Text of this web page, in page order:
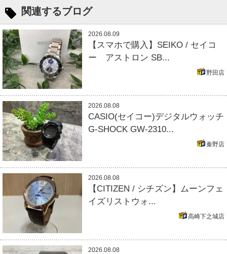
関連するブログ
2026.08.09
【スマホで購入】SEIKO / セイコ
ー アストロン SB...
野田店
2026.08.08
CASIO(セイコー)デジタルウォッチ
G-SHOCK GW-2310...
秦野店
2026.08.08
【CITIZEN / シチズン】ムーンフェ
イズリストウォ...
高崎下之城店
2026.08.08